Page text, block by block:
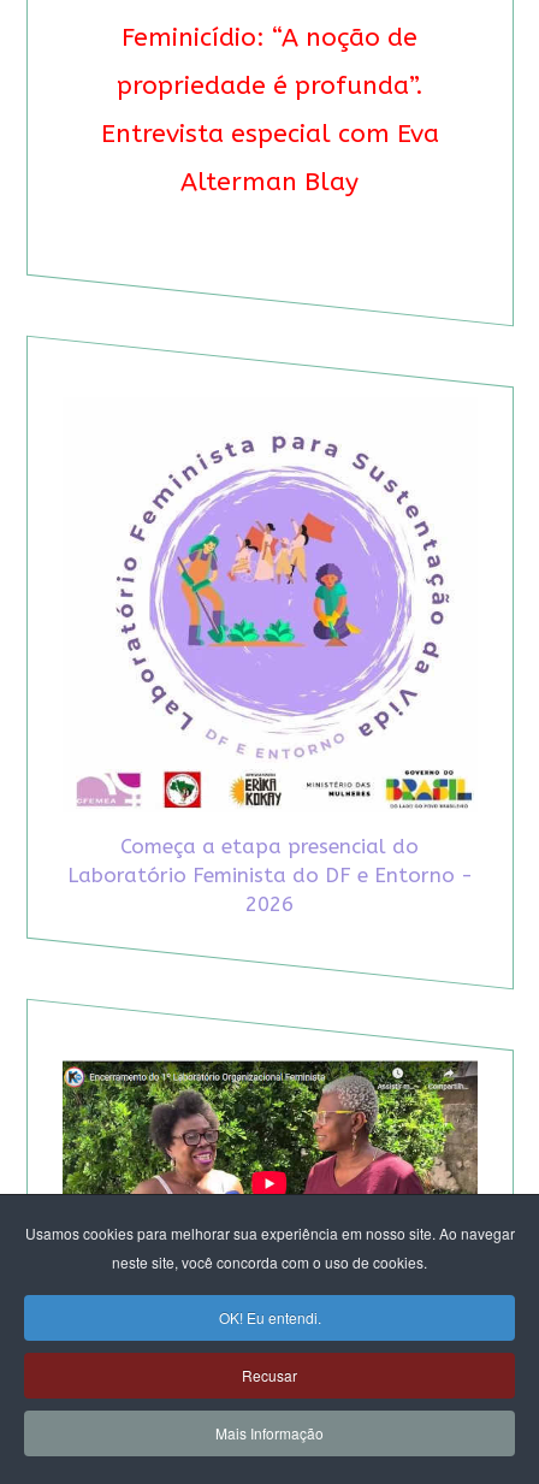
Usamos cookies para melhorar sua experiência em nosso site. Ao navegar
neste site, você concorda com o uso de cookies.
OK! Eu entendi.
Recusar
Mais Informação
Feminicídio: “A noção de
propriedade é profunda”.
Entrevista especial com Eva
Alterman Blay
Começa a etapa presencial do
Laboratório Feminista do DF e Entorno -
2026